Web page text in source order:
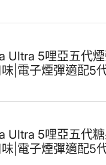
Ultra 5哩亞五代
味|電子煙彈適配5
Ultra 5哩亞五代
味|電子煙彈適配5